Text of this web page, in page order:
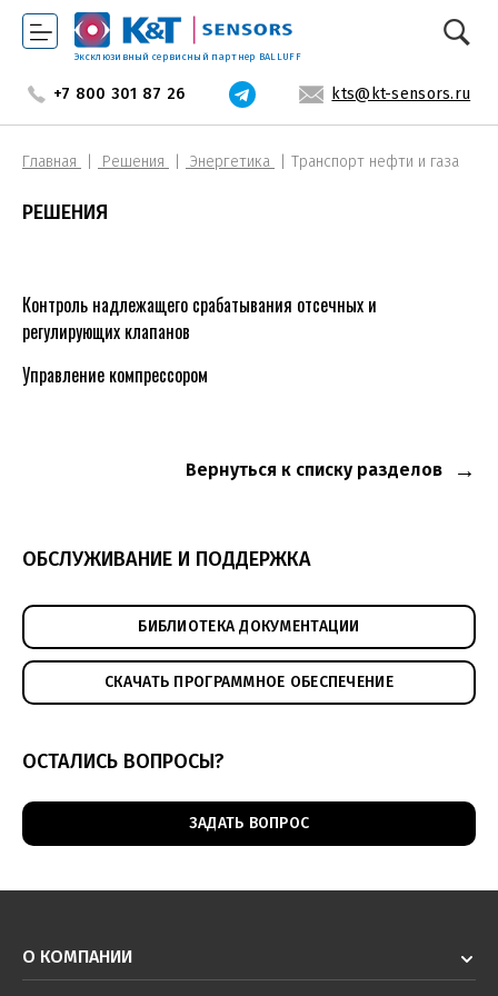
Эксклюзивный сервисный партнер BALLUFF
+7 800 301 87 26 kts@kt-sensors.ru
Главная Решения Энергетика Транспорт нефти и газа
РЕШЕНИЯ
Контроль надлежащего срабатывания отсечных и
регулирующих клапанов
Управление компрессором
Вернуться к списку разделов
ОБСЛУЖИВАНИЕ И ПОДДЕРЖКА
БИБЛИОТЕКА ДОКУМЕНТАЦИИ
СКАЧАТЬ ПРОГРАММНОЕ ОБЕСПЕЧЕНИЕ
ОСТАЛИСЬ ВОПРОСЫ?
ЗАДАТЬ ВОПРОС
О КОМПАНИИ